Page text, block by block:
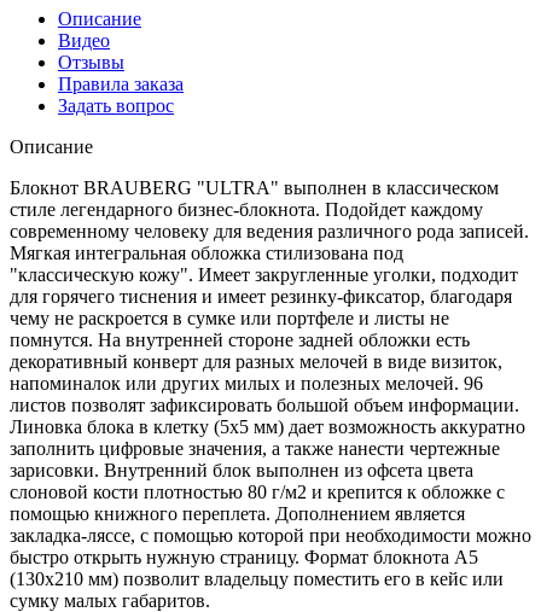
Описание
Видео
Отзывы
Правила заказа
Задать вопрос
Описание
Блокнот BRAUBERG "ULTRA" выполнен в классическом
стиле легендарного бизнес-блокнота. Подойдет каждому
современному человеку для ведения различного рода записей.
Мягкая интегральная обложка стилизована под
"классическую кожу". Имеет закругленные уголки, подходит
для горячего тиснения и имеет резинку-фиксатор, благодаря
чему не раскроется в сумке или портфеле и листы не
помнутся. На внутренней стороне задней обложки есть
декоративный конверт для разных мелочей в виде визиток,
напоминалок или других милых и полезных мелочей. 96
листов позволят зафиксировать большой объем информации.
Линовка блока в клетку (5х5 мм) дает возможность аккуратно
заполнить цифровые значения, а также нанести чертежные
зарисовки. Внутренний блок выполнен из офсета цвета
слоновой кости плотностью 80 г/м2 и крепится к обложке с
помощью книжного переплета. Дополнением является
закладка-ляссе, с помощью которой при необходимости можно
быстро открыть нужную страницу. Формат блокнота А5
(130х210 мм) позволит владельцу поместить его в кейс или
сумку малых габаритов.